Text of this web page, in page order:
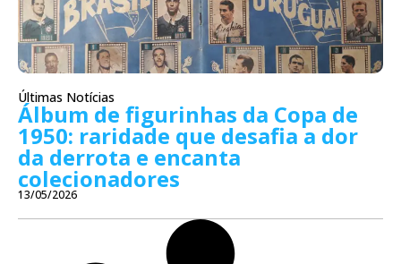
Últimas Notícias
Álbum de figurinhas da Copa de
1950: raridade que desafia a dor
da derrota e encanta
colecionadores
13/05/2026